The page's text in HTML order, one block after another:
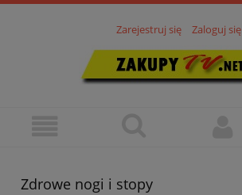
Zarejestruj się Zaloguj się
Zdrowe nogi i stopy